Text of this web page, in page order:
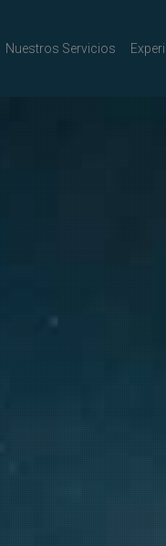
Nuestros Servicios